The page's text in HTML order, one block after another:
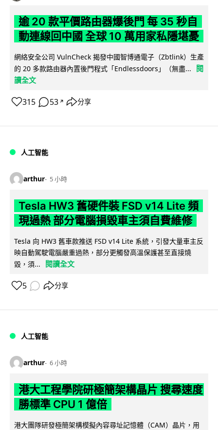
逾 20 款平價路由器爆後門 每 35 秒自
動連線回中國 全球 10 萬用家私隱堪憂
網絡安全公司 VulnCheck 揭發中國智博通電子（Zbtlink）生產
的 20 多款路由器內置後門程式「Endlessdoors」（無盡...
閱
讀全文
315 53 ↗ 分享
人工智能
arthur 5 小時
Tesla HW3 舊硬件裝 FSD v14 Lite 頻
現過熱 部分電腦損毀車主須自費維修
Tesla 向 HW3 舊車款推送 FSD v14 Lite 系統，引發大量車主反
映自動駕駛電腦嚴重過熱，部分更觸發高溫保護甚至直接燒
毀，須...
閱讀全文
5 分享
人工智能
arthur 6 小時
港大工程學院研極簡架構晶片 搜尋速度
勝標準 CPU 1 億倍
港大團隊研發極簡架構模擬內容尋址記憶體（CAM）晶片，用